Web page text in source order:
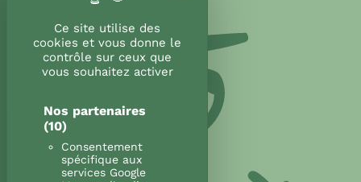
Ce site utilise des
cookies et vous donne le
contrôle sur ceux que
vous souhaitez activer
Nos partenaires
(10)
Consentement
spécifique aux
services Google